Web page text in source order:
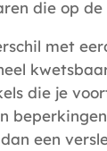
die op de
met
die je
een